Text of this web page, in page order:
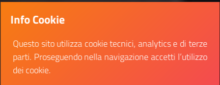
Info Cookie
Questo sito utilizza cookie tecnici, analytics e di terze
parti. Proseguendo nella navigazione accetti l’utilizzo
dei cookie.